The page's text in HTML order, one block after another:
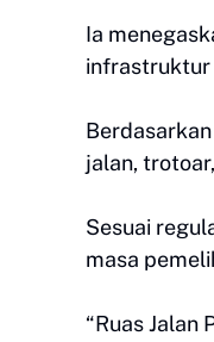
Ia
infrastruktur
jalan,
Sesuai
masa
“Ruas Jalan